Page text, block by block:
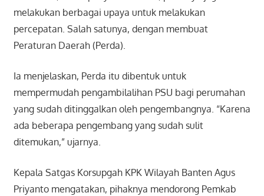
melakukan berbagai upaya untuk melakukan
percepatan. Salah satunya, dengan membuat
Peraturan Daerah (Perda).
Ia menjelaskan, Perda itu dibentuk untuk
mempermudah pengambilalihan PSU bagi perumahan
yang sudah ditinggalkan oleh pengembangnya. “Karena
ada beberapa pengembang yang sudah sulit
ditemukan,” ujarnya.
Kepala Satgas Korsupgah KPK Wilayah Banten Agus
Priyanto mengatakan, pihaknya mendorong Pemkab